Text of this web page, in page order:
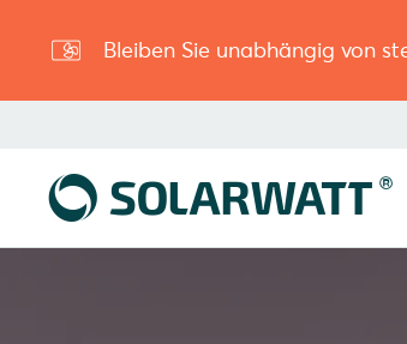
Bleiben Sie unabhängig von